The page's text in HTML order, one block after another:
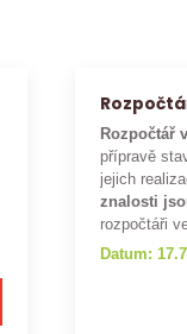
Rozpočtář
přípravě
jejich
znalosti
rozpočtáři
Datum: